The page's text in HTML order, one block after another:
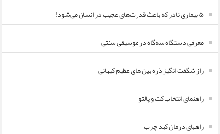
۵ بیماری نادر که باعث قدرت‌های عجیب در انسان می‌شود!
معرفی دستگاه سه‌گاه در موسیقی سنتی
راز شگفت انگیز ذره بین های عظیم کیهانی
راهنمای انتخاب کت و پالتو
راههای درمان کبد چرب